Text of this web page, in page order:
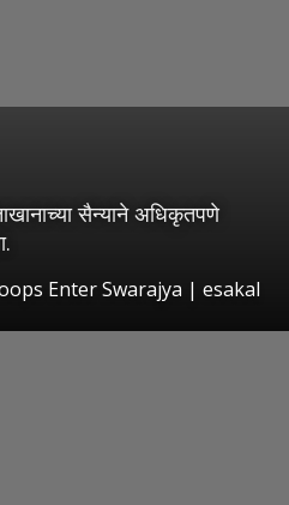
सैन्याने अधिकृतपणे
Enter Swarajya | esakal